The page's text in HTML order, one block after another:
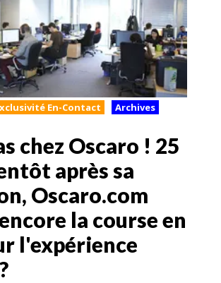
En-Contact Archives
chez Oscaro ! 25
après sa
Oscaro.com
la course en
l'expérience